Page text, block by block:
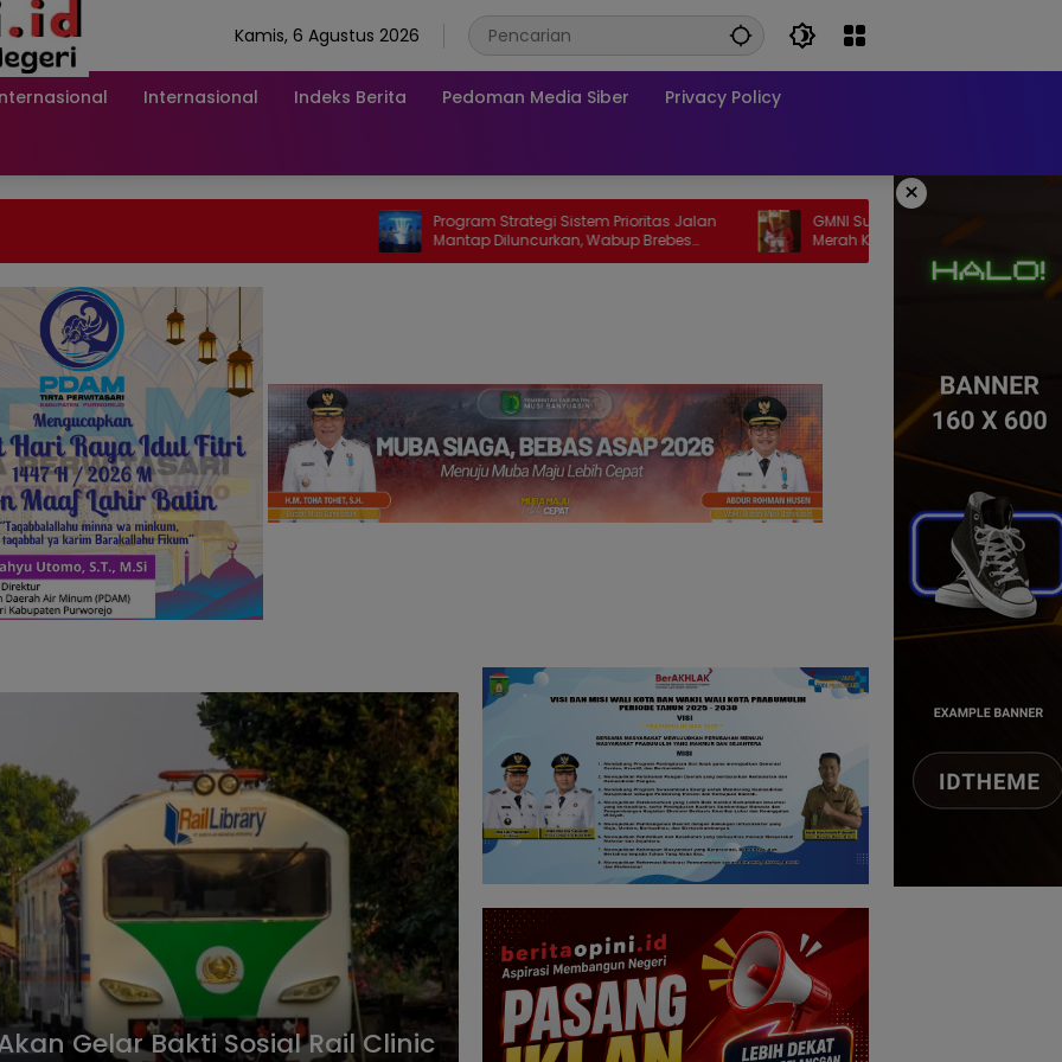
Kamis, 6 Agustus 2026
Internasional Indeks Berita Pedoman Media Siber Privacy Policy
×
Program Strategi Sistem Prioritas Jalan
Mantap Diluncurkan, Wabup Brebes
Jelaskan Tujuannya
GMNI Sumsel Soroti Meningkatnya Zona
Merah Karhutla, Desak Pemerintah Perkuat
Mitigasi dan Penegakan Hukum
Gelar Bakti Sosial Rail Clinic